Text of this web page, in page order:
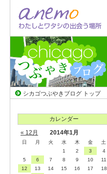
シカゴつぶやきブログ トップ
カレンダー
« 12月
2014年1月
日 月 火 水 木 金
土
1
2 3
4
5
6 7 8 9 10
11
12
13 14 15 16 17
18